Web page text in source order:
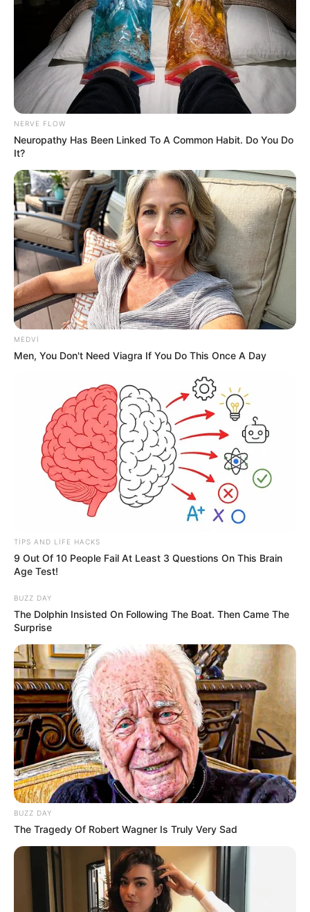
21:12 / 06 Avqust 2026 CƏMİYYƏT
Bakıda bu dahilərin heykəlləri yoxdur
Nazirə müraciət edildi
213 0 0
20:59 / 06 Avqust 2026 DÜNYA
TƏCİLİ!
- Nə baş verir?
20:44 / 06 Avqust 2026
Zelenski Ceyhun Bayramovu
0 0
20:34 / 06 Avqust 2026
Sürücülərin nəzərinə: Bu küçələrdə
hərəkət
TAM MƏHDUDLAŞDIRILIR
NERVE FLOW
Neuropathy Has Been Linked To A Common Habit. Do You Do
It?
MEDVI
Men, You Don't Need Viagra If You Do This Once A Day
TIPS AND LIFE HACKS
9 Out Of 10 People Fail At Least 3 Questions On This Brain
Age Test!
BUZZ DAY
The Dolphin Insisted On Following The Boat. Then Came The
Surprise
BUZZ DAY
The Tragedy Of Robert Wagner Is Truly Very Sad